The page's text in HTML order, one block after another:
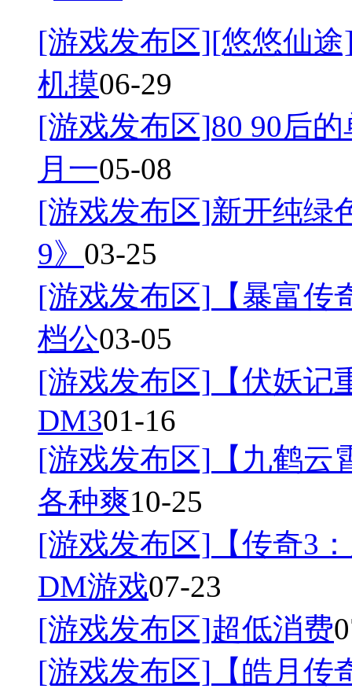
[游戏发布区][悠悠仙
机摸06-29
[游戏发布区]80 90后
月一05-08
[游戏发布区]新开纯绿
9》 03-25
[游戏发布区] 【暴富
档公03-05
[游戏发布区] 【伏妖
DM301-16
[游戏发布区] 【九鹤
各种爽10-25
[游戏发布区] 【传奇3
DM游戏07-23
[游戏发布区]超低消费
[游戏发布区] 【皓月